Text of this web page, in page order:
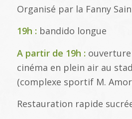
Organisé par la Fanny
19h : bandido longue
A partir de 19h :
cinéma en plein air au
(complexe sportif M.
Restauration rapide